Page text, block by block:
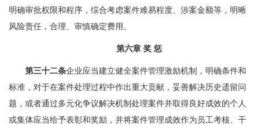
明确审批权限和程序，综合考虑案件难易程度、涉案金额等，明晰
风险责任，合理、审慎确定费用。
第六章 奖 惩
第三十二条企业应当建立健全案件管理激励机制，明确条件和
标准，对于在案件处理过程中作出重大贡献，妥善解决历史遗留问
题，或者通过多元化争议解决机制处理案件并取得良好成效的个人
或集体应当给予表彰和奖励，并将案件管理成效作为员工考核、干